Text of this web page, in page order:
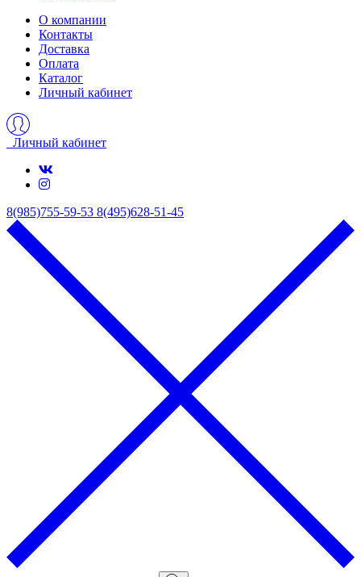
О компании
Контакты
Доставка
Оплата
Каталог
Личный кабинет
Личный кабинет
8(985)755-59-53 8(495)628-51-45